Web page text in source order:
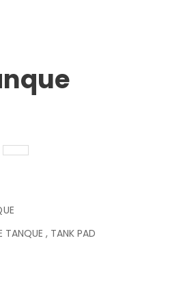
TANQUE , TANK PAD